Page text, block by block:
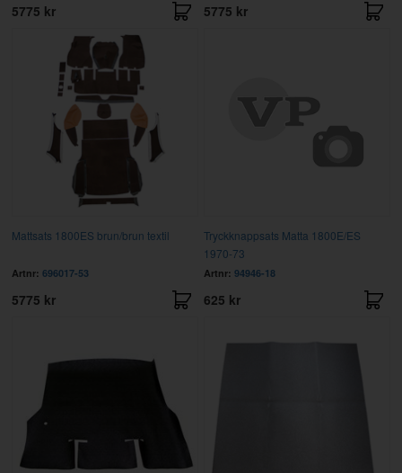
5775 kr 5775 kr
Mattsats 1800ES brun/brun textil
Artnr: 696017-53
5775 kr
Tryckknappsats Matta 1800E/ES
1970-73
Artnr: 94946-18
625 kr